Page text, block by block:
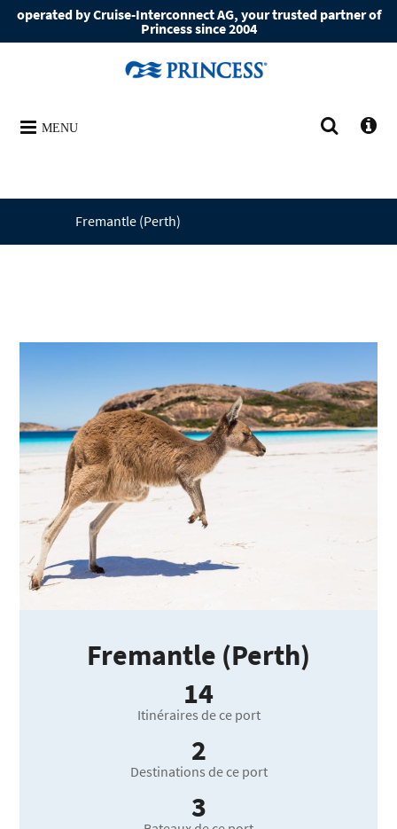
operated by Cruise-Interconnect AG, your trusted partner of
Princess since 2004
MENU
Fremantle (Perth)
Fremantle (Perth)
14
Itinéraires de ce port
2
Destinations de ce port
3